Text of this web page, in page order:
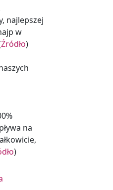
najlepszej
w
Źródło)
na
)